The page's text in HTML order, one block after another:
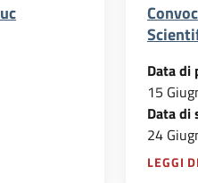
DI CONVOCAZIONE CTS ISUC
Data di
15
Data di
24
LEGGI